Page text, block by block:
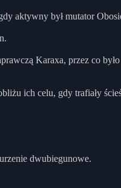
aktywny był mutator
Karaxa, przez co
ich celu, gdy trafiały
dwubiegunowe.